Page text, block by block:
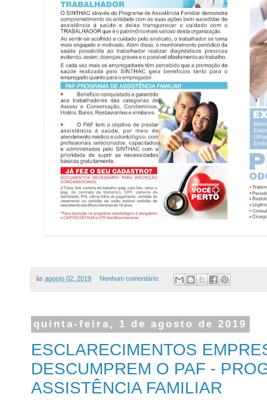
às agosto 02, 2019 Nenhum comentário:
quinta-feira, 1 de agosto de 2019
ESCLARECIMENTOS
DESCUMPREM O PAF -
ASSISTÊNCIA FAMILIAR